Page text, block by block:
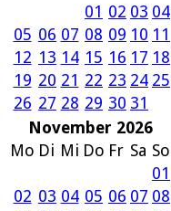
01 02 03 04
05 06 07 08 09 10 11
12 13 14 15 16 17 18
19 20 21 22 23 24 25
26 27 28 29 30 31
November 2026
Mo Di Mi Do Fr Sa So
01
02 03 04 05 06 07 08